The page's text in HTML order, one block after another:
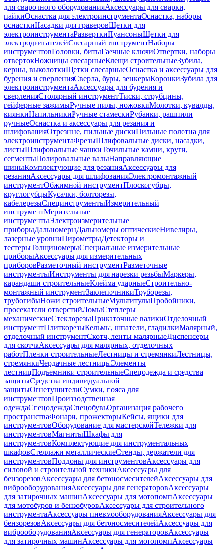
для сварочного оборудованияАксессуары для сварки,
пайкиОснастка для электроинструментаОснастка, наборы
оснасткиНасадки для граверовЩетки для
электроинструментаРазверткиПуансоныЩетки для
электродвигателейСлесарный инструментНаборы
инструментовГоловки, битыГаечные ключиОтвертки, наборы
отвертокНожницы слесарныеКлещи строительныеЗубила,
керны, выколоткиЩетки слесарныеОснастка и аксессуары для
бурения и сверленияСверла, буры, зенкерыКоронкиЗубила для
электроинструментаАксессуары для бурения и
сверленияСтолярный инструментТиски, струбцины,
гейферные зажимыРучные пилы, ножовкиМолотки, кувалды,
киянкиНапильникиРучные стамескиРубанки, рашпили
ручныеОснастка и аксессуары для резания и
шлифованияОтрезные, пильные дискиПильные полотна для
электроинструментаФрезыШлифовальные диски, насадки,
листыШлифовальные чашкиТочильные камни, круги,
сегментыПолировальные валыНаправляющие
шиныКомплектующие для резанияАксессуары для
резанияАксессуары для шлифованияЭлектромонтажный
инструментОбжимной инструментПлоскогубцы,
круглогубцыКусачки, болторезы,
кабелерезыСпецинструментыИзмерительный
инструментМерительные
инструментыЭлектроизмерительные
приборыДальномерыДальномеры оптическиеНивелиры,
лазерные уровниПирометрыДетекторы и
тестерыТолщиномерыСпециальные измерительные
приборыАксессуары для измерительных
приборовРазметочный инструментРазметочные
инструментыИнструменты для нарезки резьбыМаркеры,
карандаши строительныеКлейма ударныеСтроительно-
монтажный инструментЗаклепочникиТруборезы,
трубогибыНожи строительныеМультитулыПробойники,
просекатели отверстийЛомыСтеплеры
механическиеСтеклорезыПрикаточные валикиОтделочный
инструментПлиткорезыКельмы, шпатели, гладилкиМалярный,
отделочный инструментСкотч, ленты малярныеДиспенсеры
для скотчаАксессуары для малярных, отделочных
работПленки строительныеЛестницы и стремянкиЛестницы,
стремянкиЧердачные лестницыЭлементы
лестницПодъемники строительныеСпецодежда и средства
защитыСредства индивидуальной
защитыОгнетушителиСумки, пояса для
инструментовПроизводственная
одеждаСпецодеждаСпецобувьОрганизация рабочего
пространстваФонари, прожекторыКейсы, ящики для
инструментовОборудование для мастерскойТележки для
инструментовМагнитыШкафы для
инструментовКомплектующие для инструментальных
шкафовСтеллажи металлическиеСтенды, держатели для
инструментовПоддоны для инструментовАксессуары для
силовой и строительной техникиАксессуары для
бензорезовАксессуары для бетоносмесителейАксессуары для
виброоборудованияАксессуары для генераторовАксессуары
для затирочных машинАксессуары для мотопомпАксессуары
для мотобуров и бензобуровАксессуары для строительного
инструментаАксессуары пневмооборудованияАксессуары для
бензорезовАксессуары для бетоносмесителейАксессуары для
виброоборудованияАксессуары для генераторовАксессуары
для затирочных машинАксессуары для мотопомпАксессуары